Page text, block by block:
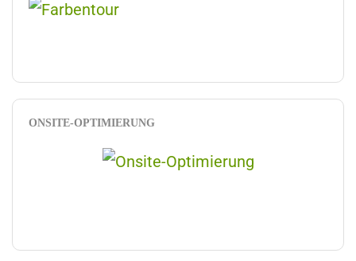
ONSITE-OPTIMIERUNG